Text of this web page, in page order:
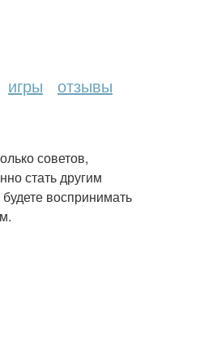
игры отзывы
советов,
стать другим
воспринимать